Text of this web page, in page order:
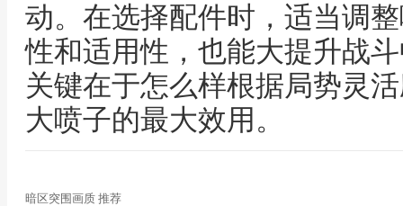
动。在选择配件时，适当调
性和适用性，也能大提升战
关键在于怎么样根据局势灵
大喷子的最大效用。
暗区突围画质 推荐